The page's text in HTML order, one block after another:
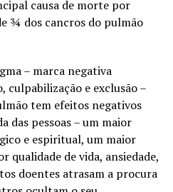
causa de morte por
¾ dos cancros do pulmão
– marca negativa
culpabilização e exclusão –
tem efeitos negativos
das pessoas – um maior
e espiritual, um maior
qualidade de vida, ansiedade,
doentes atrasam a procura